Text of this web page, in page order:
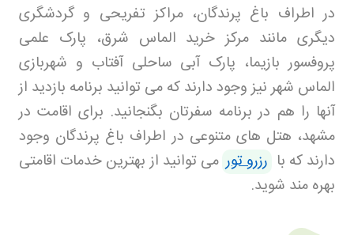
در اطراف باغ پرندگان، مراکز تفریحی و گردشگری
دیگری مانند مرکز خرید الماس شرق، پارک علمی
پروفسور بازیما، پارک آبی ساحلی آفتاب و شهربازی
الماس شهر نیز وجود دارند که می توانید برنامه بازدید از
آنها را هم در برنامه سفرتان بگنجانید. برای اقامت در
مشهد، هتل های متنوعی در اطراف باغ پرندگان وجود
دارند که با رزرو تور می توانید از بهترین خدمات اقامتی
بهره مند شوید.